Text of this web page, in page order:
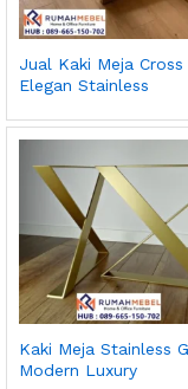
Jual Kaki Meja Cross
Elegan Stainless
Kaki Meja Stainless
Modern Luxury